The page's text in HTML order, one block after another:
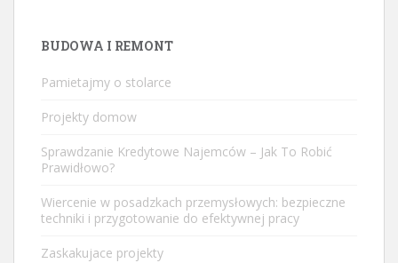
BUDOWA I REMONT
Pamietajmy o stolarce
Projekty domow
Sprawdzanie Kredytowe Najemców – Jak To Robić
Prawidłowo?
Wiercenie w posadzkach przemysłowych: bezpieczne
techniki i przygotowanie do efektywnej pracy
Zaskakujace projekty